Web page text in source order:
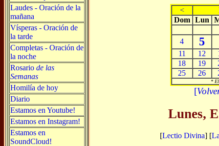
Laudes - Oración de la
mañana
Vísperas - Oración de
la tarde
Completas - Oración de
la noche
Rosario de las
Semanas
Homilía de hoy
Diario
Estamos en Youtube!
Estamos en Instagram!
Estamos en
SoundCloud!
<
Dom Lun
4 5
11 12
18
19
25
26
*
[
Lunes,
[Lectio Divina] [